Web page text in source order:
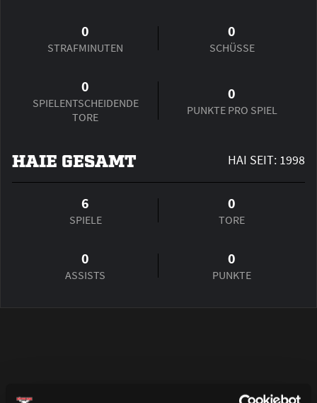
0
STRAFMINUTEN
0
SCHÜSSE
0
SPIEL­ENTSCHEIDENDE
TORE
0
PUNKTE PRO SPIEL
HAIE GESAMT HAI SEIT: 1998
6
SPIELE
0
TORE
0
ASSISTS
0
PUNKTE